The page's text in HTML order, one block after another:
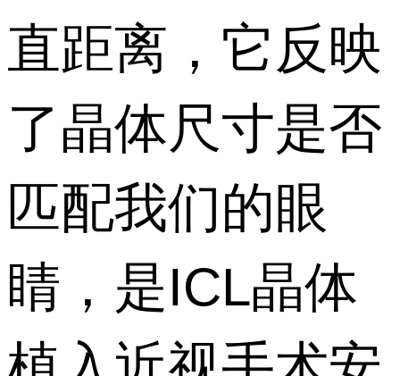
直距离，它反映
了晶体尺寸是否
匹配我们的眼
睛，是ICL晶体